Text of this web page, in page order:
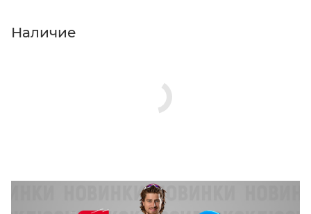
Нажмите кнопку «Оформить заказ».
Наличие